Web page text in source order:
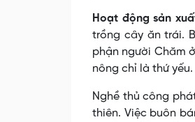
Hoạt động sản
trồng cây ăn trái.
phận người Chăm
nông chỉ là thứ yếu.
Nghề thủ công
thiên. Việc buôn